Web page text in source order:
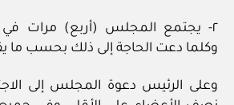
٢- يجتمع المجلس (أربع) مرات في
وكلما دعت الحاجة إلى ذلك بحسب ما
وعلى الرئيس دعوة المجلس إلى